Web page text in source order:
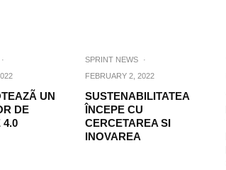
·
UN
DE
4.0
SPRINT NEWS
·
FEBRUARY 2, 2022
SUSTENABILITATEA
ÎNCEPE CU
CERCETAREA SI
INOVAREA